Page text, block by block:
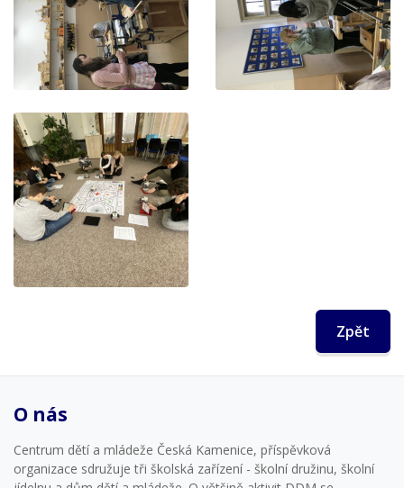
Zpět
O nás
Centrum dětí a mládeže Česká Kamenice, příspěvková
organizace sdružuje tři školská zařízení - školní družinu, školní